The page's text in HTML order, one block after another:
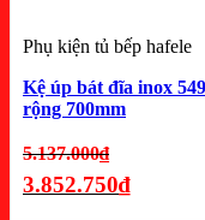
Phụ kiện tủ bếp hafele
Kệ úp bát đĩa inox
rộng 700mm
5.137.000₫Giá
gốc
3.852.750₫